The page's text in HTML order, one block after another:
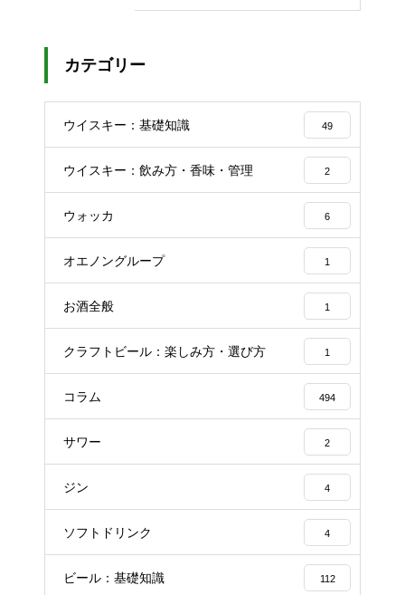
カテゴリー
ウイスキー：基礎知識 49
ウイスキー：飲み方・香味・管理 2
ウォッカ 6
オエノングループ 1
お酒全般 1
クラフトビール：楽しみ方・選び方 1
コラム 494
サワー 2
ジン 4
ソフトドリンク 4
ビール：基礎知識 112